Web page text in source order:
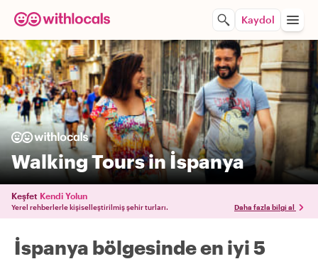
Kaydol
Walking Tours in İspanya
Keşfet Kendi Yolun
Yerel rehberlerle kişiselleştirilmiş şehir turları. Daha fazla bilgi al
İspanya bölgesinde en iyi 5